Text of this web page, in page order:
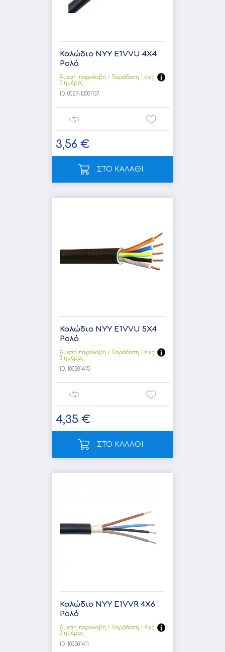
Καλώδιο NYY E1VVU 4X4
Ρολό
Άμεση παραλαβή / Παράδoση 1 έως
3 ημέρες
ID: 0027-13001137
3,56 €
ΣΤΟ ΚΑΛΑΘΙ
Καλώδιο NYY E1VVU 5X4
Ρολό
Άμεση παραλαβή / Παράδoση 1 έως
3 ημέρες
ID: 100501415
4,35 €
ΣΤΟ ΚΑΛΑΘΙ
Καλώδιο NYY E1VVR 4X6
Ρολό
Άμεση παραλαβή / Παράδoση 1 έως
3 ημέρες
ID: 100501411